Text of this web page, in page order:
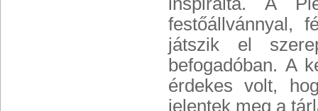
festőállvánnyal,
játszik el
befogadóban. A
érdekes volt,
jelentek meg a